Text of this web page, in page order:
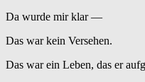
Da wurde mir klar —
Das war kein Versehen.
Das war ein Leben, das er